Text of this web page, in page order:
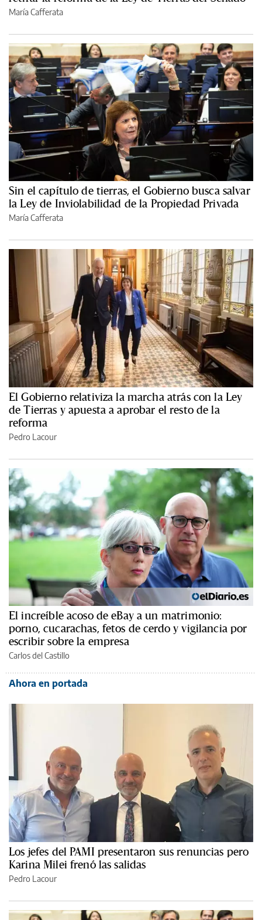
María Cafferata
Sin el capítulo de tierras, el Gobierno busca salvar
la Ley de Inviolabilidad de la Propiedad Privada
María Cafferata
El Gobierno relativiza la marcha atrás con la Ley
de Tierras y apuesta a aprobar el resto de la
reforma
Pedro Lacour
El increíble acoso de eBay a un matrimonio:
porno, cucarachas, fetos de cerdo y vigilancia por
escribir sobre la empresa
Carlos del Castillo
Ahora en portada
Los jefes del PAMI presentaron sus renuncias pero
Karina Milei frenó las salidas
Pedro Lacour